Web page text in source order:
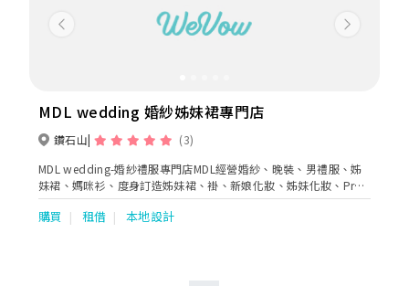
Previous Next
MDL wedding 婚紗姊妹裙專門店
鑽石山
(3)
MDL wedding-婚紗禮服專門店MDL經營婚紗、晚裝、男禮服、姊
妹裙、媽咪衫、度身訂造姊妹裙、褂、新娘化妝、姊妹化妝、Pre-
wedding、婚禮拍攝、花車等等
購買 租借 本地設計